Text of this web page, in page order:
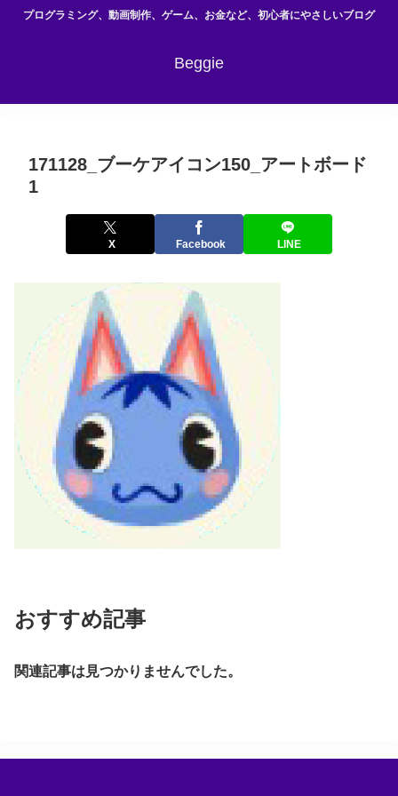
プログラミング、動画制作、ゲーム、お金など、初心者にやさしいブログ
Beggie
171128_ブーケアイコン150_アートボード
1
X Facebook LINE
おすすめ記事
関連記事は見つかりませんでした。